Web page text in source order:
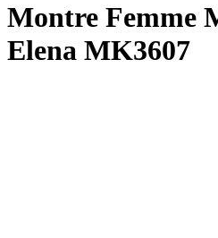
Montre Femme
Elena MK3607